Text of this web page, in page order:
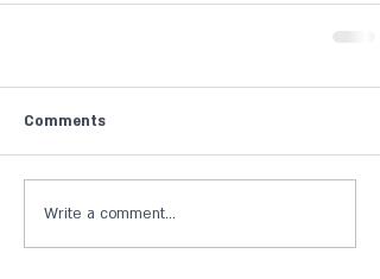
Comments
Write a comment...